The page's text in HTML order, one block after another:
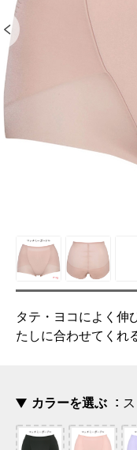
タテ・ヨコによく伸
たしに合わせてくれ
カラーを選ぶ